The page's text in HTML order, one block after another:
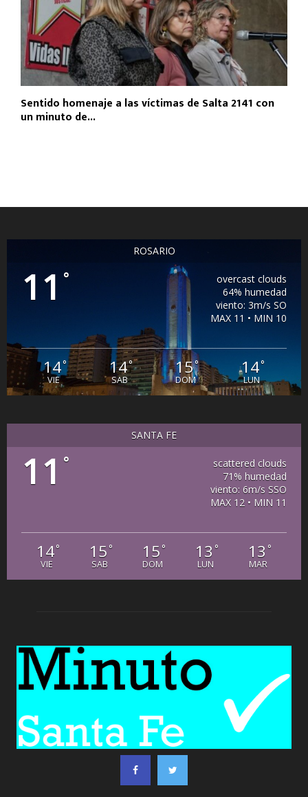
Sentido homenaje a las víctimas de Salta 2141 con
un minuto de...
ROSARIO
11 °
overcast clouds
64% humedad
viento: 3m/s SO
MAX 11 • MIN 10
14°
VIE
14°
SAB
15°
DOM
14°
LUN
SANTA FE
11 °
scattered clouds
71% humedad
viento: 6m/s SSO
MAX 12 • MIN 11
14°
VIE
15 °
SAB
15 °
DOM
13 °
LUN
13 °
MAR